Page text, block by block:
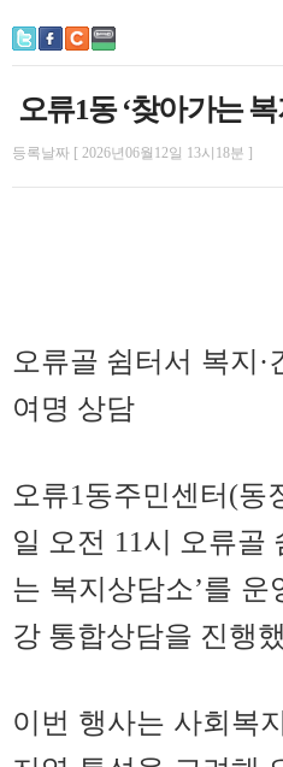
오류1동 ‘찾아가는
등록날짜 [ 2026년06월12일 13시18분 ]
오류골 쉼터서 복지·
여명 상담
오류1동주민센터(동
일 오전 11시 오류골
는 복지상담소’를
강 통합상담을 진행
이번 행사는 사회복